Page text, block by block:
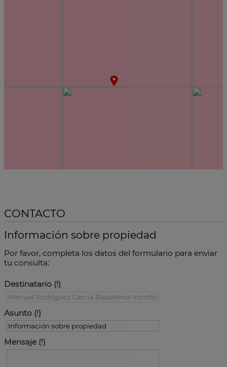
CONTACTO
Información sobre propiedad
Por favor, completa los datos del formulario para enviar
tu consulta:
Destinatario
Asunto
Mensaje